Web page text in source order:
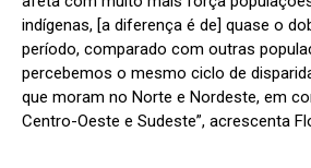
indígenas, [a diferença é de] quase o
período, comparado com outras
percebemos o mesmo ciclo de
que moram no Norte e Nordeste, em
Centro-Oeste e Sudeste”, acrescenta